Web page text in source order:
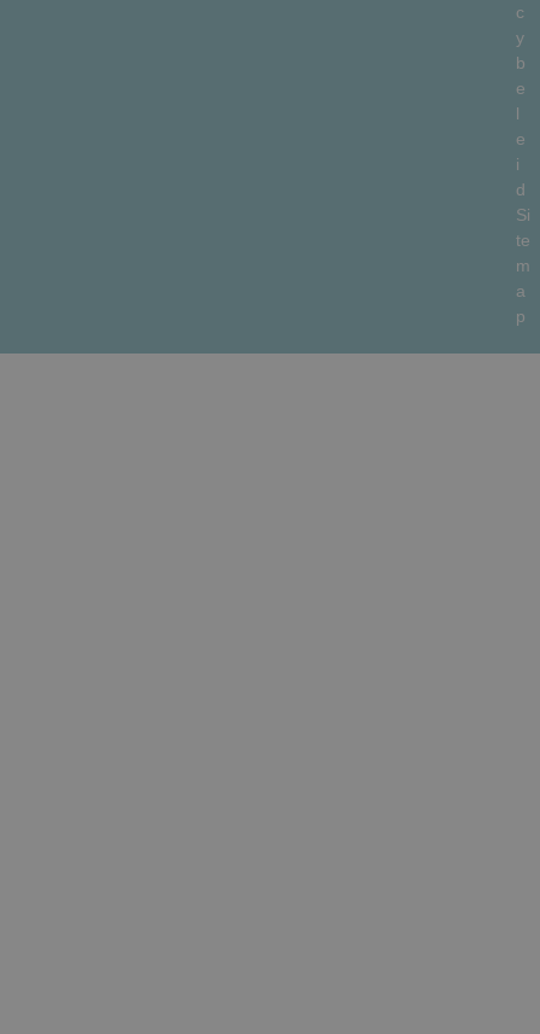
c
y
b
e
l
e
i
d
Si
te
m
a
p